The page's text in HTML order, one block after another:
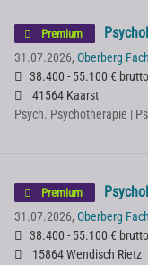
Premium
31.07.2026, Oberberg
38.400 - 55.100 €
41564 Kaarst
Psych. Psychotherapie |
Premium
31.07.2026, Oberberg
38.400 - 55.100 €
15864 Wendisch Rietz